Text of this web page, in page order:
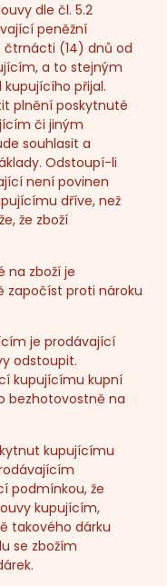
dle čl. 5.2
peněžní
čtrnácti (14) dnů od
a to stejným
přijal.
plnění poskytnuté
či jiným
souhlasit a
Odstoupí-li
není povinen
dříve, než
že zboží
na zboží je
započíst proti nároku
je prodávající
odstoupit.
kupujícímu kupní
bezhotovostně na
kupujícímu
podmínkou, že
kupujícím,
takového dárku
se zbožím